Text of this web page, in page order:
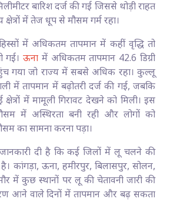
बारिश दर्ज की गई जिससे थोड़ी राहत
में तेज धूप से मौसम गर्म रहा।
में अधिकतम तापमान में कहीं वृद्धि तो
गई।ऊना में अधिकतम तापमान 42.6 डिग्री
गया जो राज्य में सबसे अधिक रहा। कुल्लू
में तापमान में बढ़ोतरी दर्ज की गई, जबकि
में मामूली गिरावट देखने को मिली। इस
में अस्थिरता बनी रही और लोगों को
का सामना करना पड़ा।
दी है कि कई जिलों में लू चलने की
कांगड़ा, ऊना, हमीरपुर, बिलासपुर, सोलन,
में कुछ स्थानों पर लू की चेतावनी जारी की
आने वाले दिनों में तापमान और बढ़ सकता